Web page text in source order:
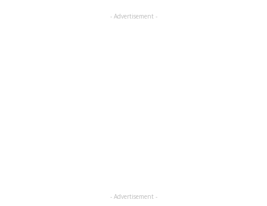
- Advertisement -
- Advertisement -